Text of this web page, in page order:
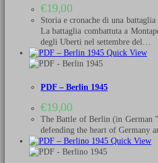
€19,00
Storia e cronache di una
La battaglia combattuta a
degli Uberti nel settembre del…
Quick View
PDF – Berlin 1945
€19,00
The Battle of Berlin (in German
defending the heart of Germany
Quick View